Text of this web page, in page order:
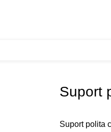
Suport
Suport polita